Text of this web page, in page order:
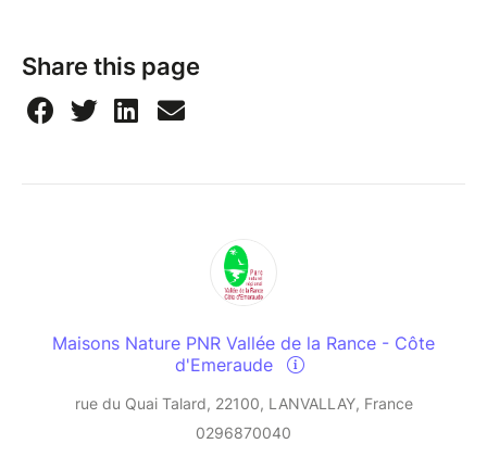
Share this page
Maisons Nature PNR Vallée de la Rance - Côte
d'Emeraude
rue du Quai Talard, 22100, LANVALLAY, France
0296870040